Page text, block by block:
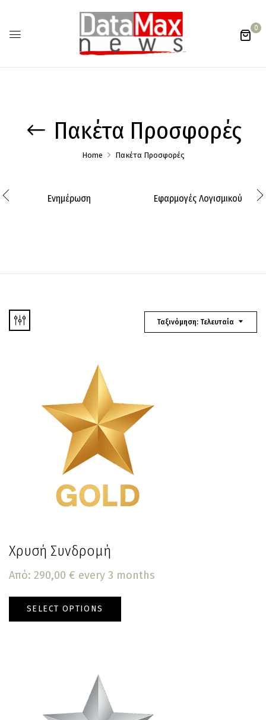
0
Πακέτα Προσφορές
Home Πακέτα Προσφορές
Ενημέρωση Εφαρμογές Λογισμικού
Ταξινόμηση: Τελευταία
Χρυσή Συνδρομή
Από: 290,00 € every 3 months
SELECT OPTIONS